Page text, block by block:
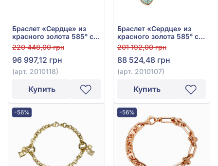
Браслет «Сердце» из
красного золота 585° с
фианитом, кубическим
цирконием и бирюзовой
эмалью, арт. 2010118
220 448,00 грн
96 997,12 грн
(арт. 2010118)
Купить
Браслет «Сердце» из
красного золота 585° с
бирюзовым фианитом и
куб. цирконием, арт.
2010107
201 192,00 грн
88 524,48 грн
(арт. 2010107)
Купить
-56% -56%